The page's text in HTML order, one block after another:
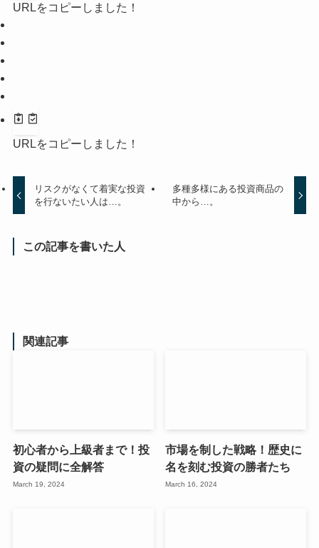
URLをコピーしました！
URLをコピーしました！
リスクがなくて着実な投資
を行ないたい人は…。
多種多様にある投資商品の
中から…。
この記事を書いた人
関連記事
初心者から上級者まで！投
資の疑問に全解答
March 19, 2024
市場を制した戦略！歴史に
名を刻む投資の勝者たち
March 16, 2024